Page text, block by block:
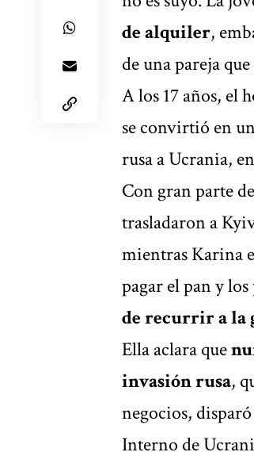
de alquiler,
de una pareja
A los 17 años, el
se convirtió en
rusa a Ucrania,
Con gran parte
trasladaron a
mientras Karina
pagar el pan y
de recurrir a la
Ella aclara que
invasión rusa,
negocios,
Interno de